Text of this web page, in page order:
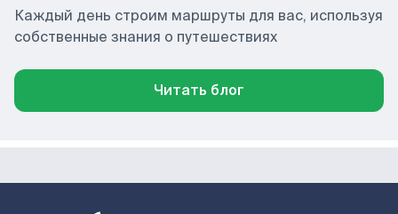
Каждый день строим маршруты для вас, используя
собственные знания о путешествиях
Читать блог